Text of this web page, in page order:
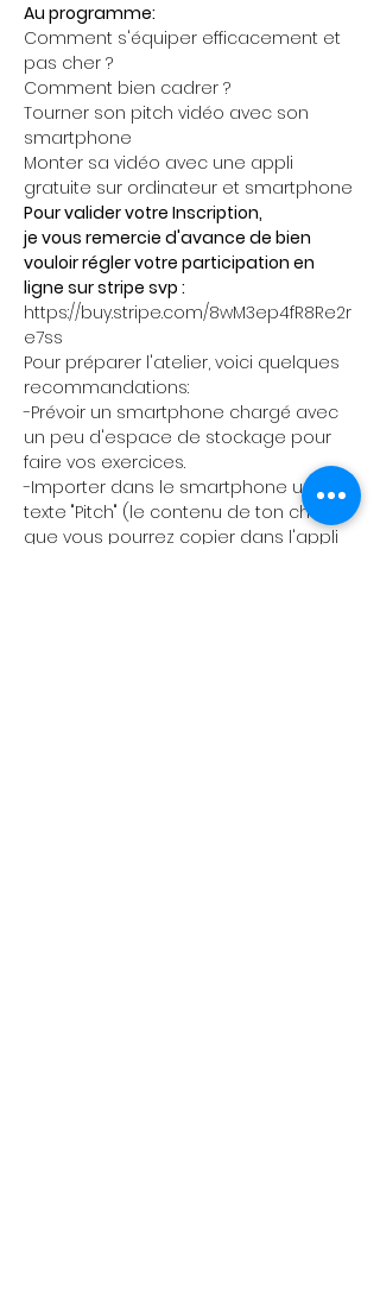
Au programme:
Comment s'équiper efficacement et
pas cher ?
Comment bien cadrer ?
Tourner son pitch vidéo avec son
smartphone
Monter sa vidéo avec une appli
gratuite sur ordinateur et smartphone
Pour valider votre Inscription,
je vous remercie d'avance de bien
vouloir régler votre participation en
ligne sur stripe svp :
https://buy.stripe.com/8wM3ep4fR8Re2r
e7ss
Pour préparer l'atelier, voici quelques
recommandations:
-Prévoir un smartphone chargé avec
un peu d'espace de stockage pour
faire vos exercices.
-Importer dans le smartphone un
texte "Pitch" (le contenu de ton choix)
que vous pourrez copier dans l'appli